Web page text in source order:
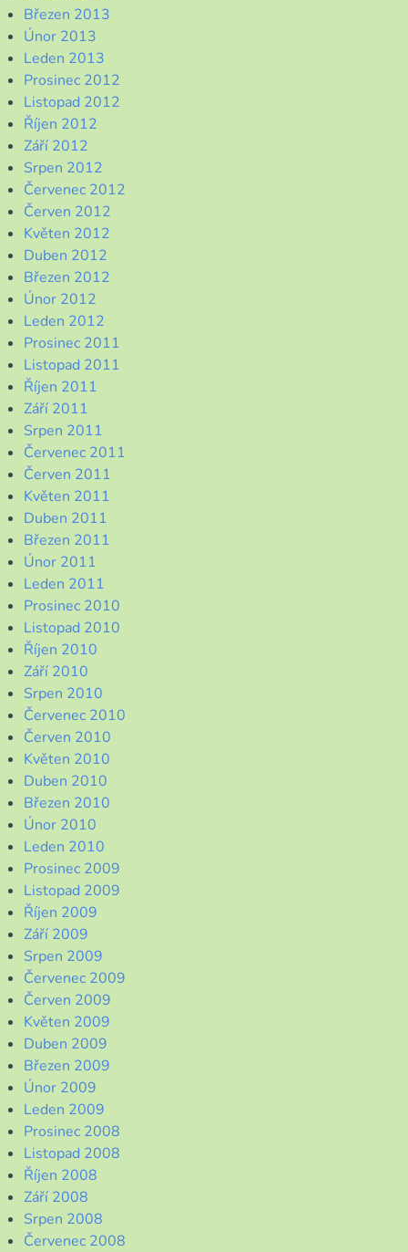
Březen 2013
Únor 2013
Leden 2013
Prosinec 2012
Listopad 2012
Říjen 2012
Září 2012
Srpen 2012
Červenec 2012
Červen 2012
Květen 2012
Duben 2012
Březen 2012
Únor 2012
Leden 2012
Prosinec 2011
Listopad 2011
Říjen 2011
Září 2011
Srpen 2011
Červenec 2011
Červen 2011
Květen 2011
Duben 2011
Březen 2011
Únor 2011
Leden 2011
Prosinec 2010
Listopad 2010
Říjen 2010
Září 2010
Srpen 2010
Červenec 2010
Červen 2010
Květen 2010
Duben 2010
Březen 2010
Únor 2010
Leden 2010
Prosinec 2009
Listopad 2009
Říjen 2009
Září 2009
Srpen 2009
Červenec 2009
Červen 2009
Květen 2009
Duben 2009
Březen 2009
Únor 2009
Leden 2009
Prosinec 2008
Listopad 2008
Říjen 2008
Září 2008
Srpen 2008
Červenec 2008